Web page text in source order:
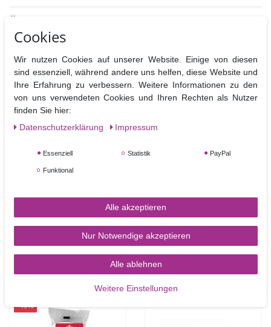
TOP-ARTIKEL
CelCakes CelBoard
einseitig gerillt 20 x 25
cm
Clikstix Flourish Upper
UVP 10,95 €
Artikel anzeigen
-49%
Cookies
Wir nutzen Cookies auf unserer Website. Einige von diesen
sind essenziell, während andere uns helfen, diese Website und
Ihre Erfahrung zu verbessern. Weitere Informationen zu den
von uns verwendeten Cookies und Ihren Rechten als Nutzer
finden Sie hier:
Daten­schutz­erklärung
Impressum
Essenziell Statistik PayPal
Funktional
Alle akzeptieren
Nur Notwendige akzeptieren
Alle ablehnen
Weitere Einstellungen